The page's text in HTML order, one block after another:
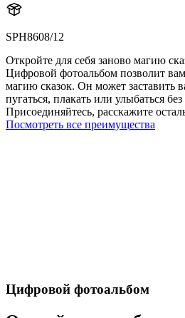
SPH8608/12
Откройте для себя заново магию
Цифровой фотоальбом позволит
магию сказок. Он может заставить
пугаться, плакать или улыбаться
Присоединяйтесь, расскажите
Посмотреть все преимущества
Цифровой фотоальбом